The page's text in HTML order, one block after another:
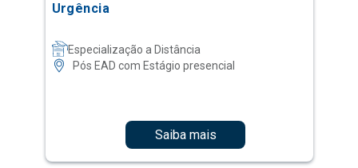
Urgência
Especialização a Distância
Pós EAD com Estágio presencial
Saiba mais